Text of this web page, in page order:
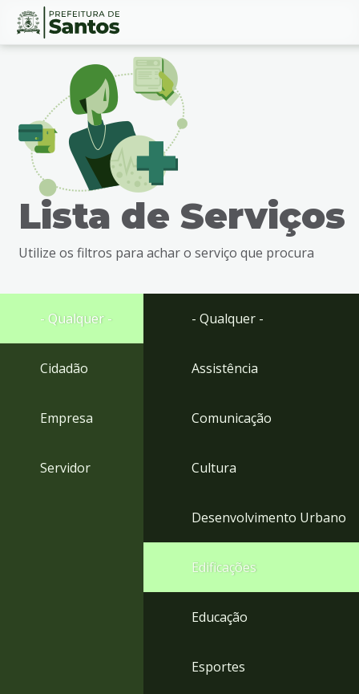
Ir
busca
Ir
rodapé
Conteúdo
Lista de Serviços
Utilize os filtros para achar o serviço que procura
- Qualquer -
Cidadão
Empresa
Servidor
- Qualquer -
Assistência
Comunicação
Cultura
Desenvolvimento Urbano
Edificações
Educação
Esportes